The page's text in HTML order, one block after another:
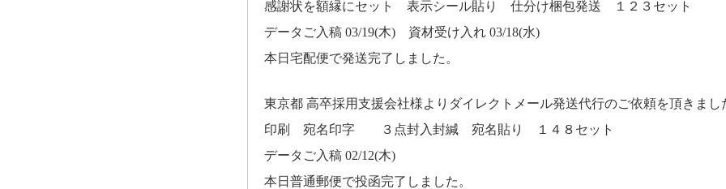
感謝状を額縁にセット 表示シール貼り 仕分け梱包発送 １２３セット
データご入稿 03/19(木) 資材受け入れ 03/18(水)
本日宅配便で発送完了しました。
東京都 高卒採用支援会社様よりダイレクトメール発送代行のご依頼を頂きまし
印刷 宛名印字 ３点封入封緘 宛名貼り １４８セット
データご入稿 02/12(木)
本日普通郵便で投函完了しました。